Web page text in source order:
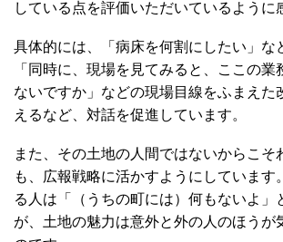
している点を評価いただいているように
具体的には、「病床を何割にしたい」な
「同時に、現場を見てみると、ここの業
ないですか」などの現場目線をふまえた
えるなど、対話を促進しています。
また、その土地の人間ではないからこそ
も、広報戦略に活かすようにしています
る人は「（うちの町には）何もないよ」
が、土地の魅力は意外と外の人のほうが